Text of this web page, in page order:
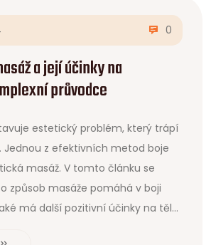
0
a její účinky na
průvodce
estetický problém, který trápí
Jednou z efektivních metod boje
masáž. V tomto článku se
způsob masáže pomáhá v boji
má další pozitivní účinky na tělo